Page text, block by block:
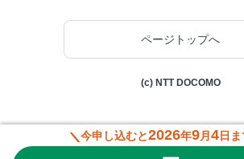
ページトップへ
(c) NTT DOCOMO
今申し込むと2026年9月 4日